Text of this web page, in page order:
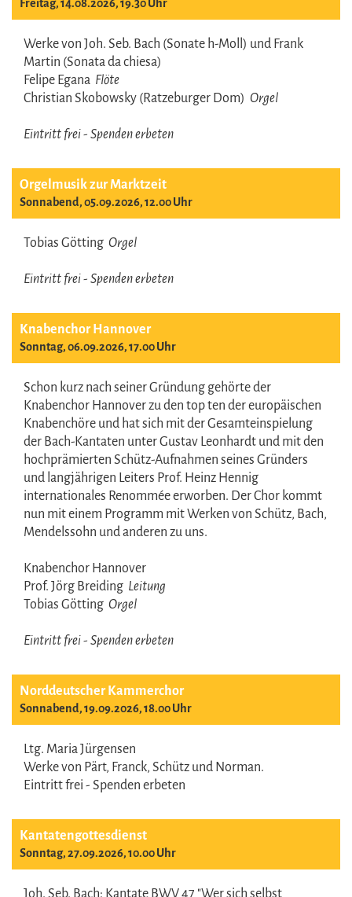
Freitag, 14.08.2026, 19.30 Uhr
Werke von Joh. Seb. Bach (Sonate h-Moll) und Frank
Martin (Sonata da chiesa)
Felipe Egana Flöte
Christian Skobowsky (Ratzeburger Dom) Orgel
Eintritt frei - Spenden erbeten
Orgelmusik zur Marktzeit
Sonnabend, 05.09.2026, 12.00 Uhr
Tobias Götting Orgel
Eintritt frei - Spenden erbeten
Knabenchor Hannover
Sonntag, 06.09.2026, 17.00 Uhr
Schon kurz nach seiner Gründung gehörte der
Knabenchor Hannover zu den top ten der europäischen
Knabenchöre und hat sich mit der Gesamteinspielung
der Bach-Kantaten unter Gustav Leonhardt und mit den
hochprämierten Schütz-Aufnahmen seines Gründers
und langjährigen Leiters Prof. Heinz Hennig
internationales Renommée erworben. Der Chor kommt
nun mit einem Programm mit Werken von Schütz, Bach,
Mendelssohn und anderen zu uns.
Knabenchor Hannover
Prof. Jörg Breiding Leitung
Tobias Götting Orgel
Eintritt frei - Spenden erbeten
Norddeutscher Kammerchor
Sonnabend, 19.09.2026, 18.00 Uhr
Ltg. Maria Jürgensen
Werke von Pärt, Franck, Schütz und Norman.
Eintritt frei - Spenden erbeten
Kantatengottesdienst
Sonntag, 27.09.2026, 10.00 Uhr
Joh. Seb. Bach: Kantate BWV 47 "Wer sich selbst